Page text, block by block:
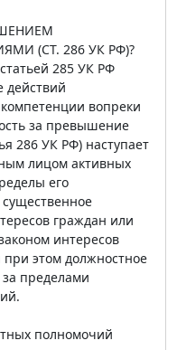
(СТ. 286 УК РФ)?
285 УК РФ
действий
вопреки
за превышение
286 УК РФ) наступает
лицом активных
его
граждан или
интересов
при этом должностное
за пределами
полномочий